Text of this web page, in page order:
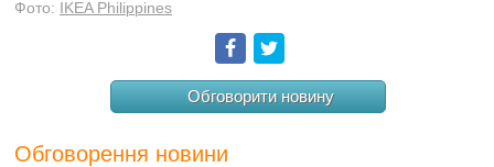
Фото:
IKEA Philippines
Facebook
Обговорити новину
Обговорення новини